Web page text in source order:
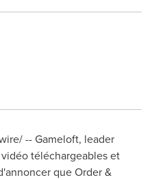
-- Gameloft, leader
téléchargeables et
que Order &